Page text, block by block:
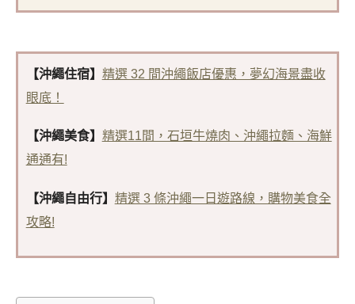
【沖繩住宿】 精選 32 間沖繩飯店優惠，夢幻海景盡收
眼底！
【沖繩美食】 精選11間，石垣牛燒肉、沖繩拉麵、海鮮
通通有!
【沖繩自由行】 精選 3 條沖繩一日遊路線，購物美食全
攻略!